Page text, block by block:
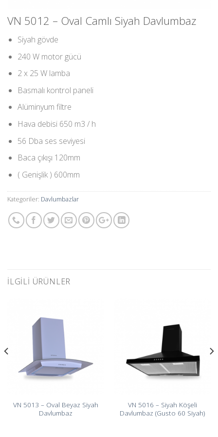
VN 5012 – Oval Camlı Siyah Davlumbaz
Siyah gövde
240 W motor gücü
2 x 25 W lamba
Basmalı kontrol paneli
Alüminyum filtre
Hava debisi 650 m3 / h
56 Dba ses seviyesi
Baca çıkışı 120mm
( Genişlik ) 600mm
Kategoriler: Davlumbazlar
İLGILI ÜRÜNLER
VN 5013 – Oval Beyaz Siyah
Davlumbaz
VN 5016 – Siyah Köşeli
Davlumbaz (Gusto 60 Siyah)